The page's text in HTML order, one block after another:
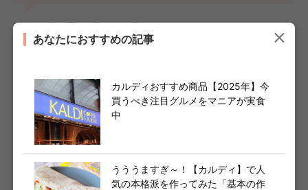
カルディまとめはこちら
アイデアも
おうちごはんまとめはこちら
週末ナニ食べる？新作フラペからマック新作バーガー
まで最新情報公開中
あなたにおすすめの記事
カルディおすすめ商品【2025年】今
買うべき注目グルメをマニアが実食
中
うううますぎ～！【カルディ】で人
気の本格派を作ってみた「基本の作